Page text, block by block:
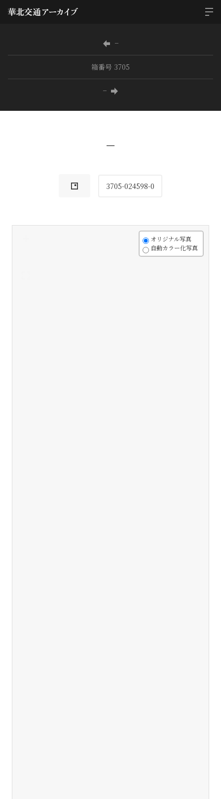
−
箱番号 3705
−
−
3705-024598-0
オリジナル写真
自動カラー化写真